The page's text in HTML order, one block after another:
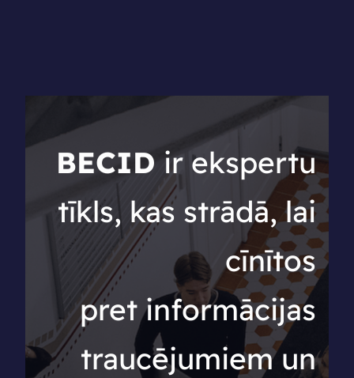
BECIDir ekspertu
tīkls, kas strādā, lai
cīnītos
pret informācijas
traucējumiem un